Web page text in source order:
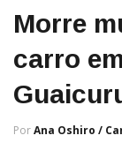
Morre
carro
PorAna Oshiro /